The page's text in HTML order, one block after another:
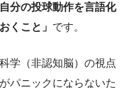
分の投球動作を言語化
くこと」 です。
学（非認知脳）の視点
パニックにならないた